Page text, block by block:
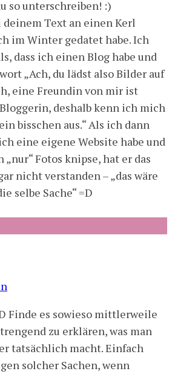
so unterschreiben! :)
deinem Text an einen Kerl
im Winter gedatet habe. Ich
dass ich einen Blog habe und
„Ach, du lädst also Bilder auf
eine Freundin von mir ist
deshalb kenn ich mich
bisschen aus.“ Als ich dann
eine eigene Website habe und
Fotos knipse, hat er das
nicht verstanden – „das wäre
selbe Sache“ =D
Finde es sowieso mittlerweile
zu erklären, was man
tatsächlich macht. Einfach
solcher Sachen, wenn